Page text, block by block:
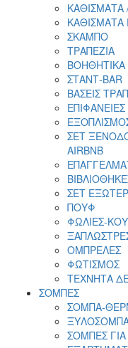
ΚΑΘΙΣΜΑΤΑ
ΣΚΑΜΠΟ
ΤΡΑΠΕΖΙΑ
ΒΟΗΘΗΤΙΚΑ
ΣΤΑΝΤ-ΒΑR
ΒΑΣΕΙΣ
ΣΕΤ
AIRBNB
ΣΕΤ
ΠΟΥΦ
ΦΩΛΙΕΣ-
ΟΜΠΡΕΛΕΣ
ΦΩΤΙΣΜΟΣ
ΤΕΧΝΗΤΑ
ΣΟΜΠΕΣ
ΣΟΜΠΑ-
ΣΟΜΠΕΣ